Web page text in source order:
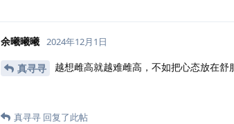
余曦曦曦 2024年12月1日
真寻寻 越想雌高就越难雌高，不如把心态放在
真寻寻 回复了此帖